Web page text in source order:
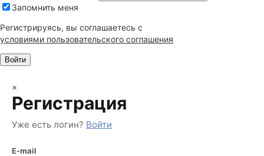
Запомнить меня
Регистрируясь, вы соглашаетесь c
условиями пользовательского соглашения
×
Регистрация
Уже есть логин? Войти
E-mail